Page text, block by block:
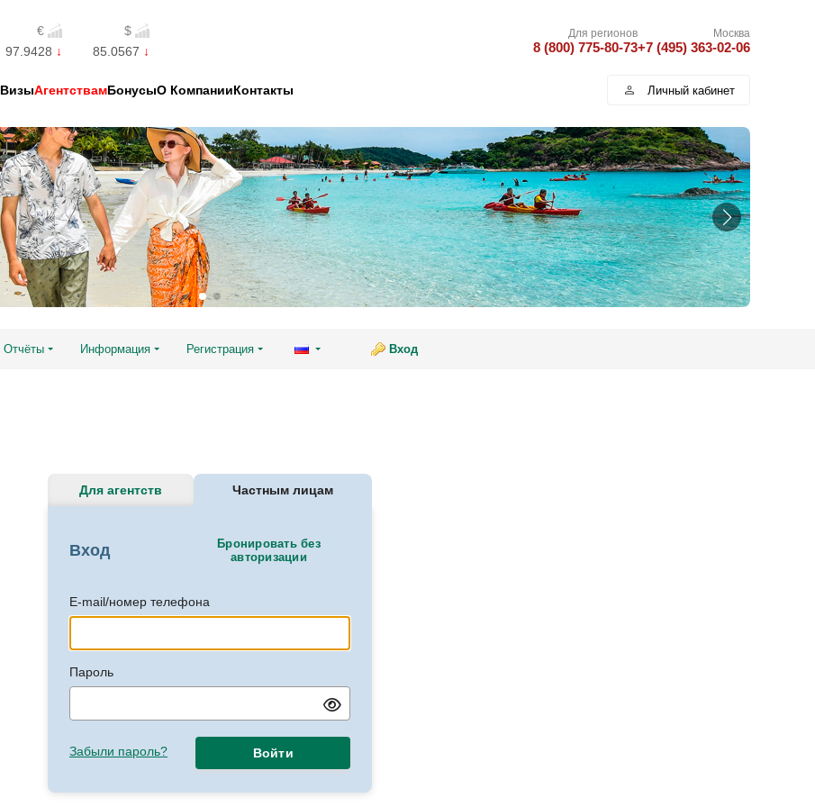
€
$
97.9428 85.0567
Для регионов
8 (800) 775-80-73
Москва
+7 (495) 363-02-06
ВизыАгентствамБонусыО КомпанииКонтакты Личный кабинет
Отчёты Информация Регистрация Вход
Частным лицам
Для агентств
Вход
Бронировать без
авторизации
E-mail/номер телефона
Пароль
Забыли пароль? Войти